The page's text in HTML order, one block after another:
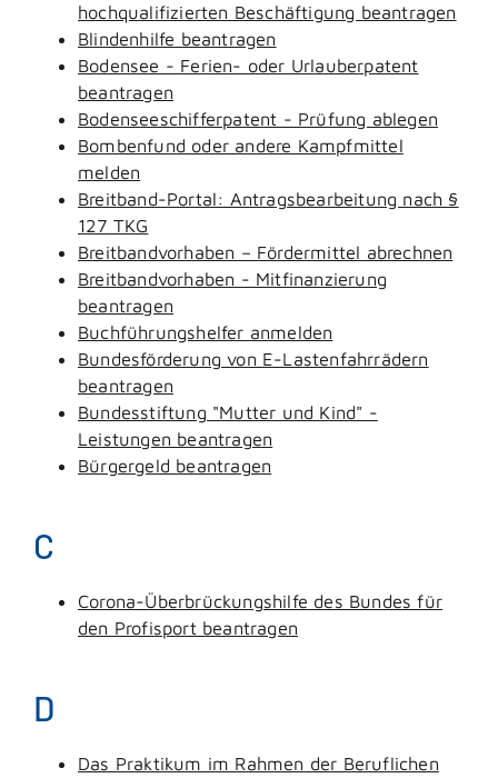
hochqualifizierten Beschäftigung beantragen
Blindenhilfe beantragen
Bodensee - Ferien- oder Urlauberpatent
beantragen
Bodenseeschifferpatent - Prüfung ablegen
Bombenfund oder andere Kampfmittel
melden
Breitband-Portal: Antragsbearbeitung nach §
127 TKG
Breitbandvorhaben – Fördermittel abrechnen
Breitbandvorhaben - Mitfinanzierung
beantragen
Buchführungshelfer anmelden
Bundesförderung von E-Lastenfahrrädern
beantragen
Bundesstiftung "Mutter und Kind" -
Leistungen beantragen
Bürgergeld beantragen
C
Corona-Überbrückungshilfe des Bundes für
den Profisport beantragen
D
Das Praktikum im Rahmen der Beruflichen